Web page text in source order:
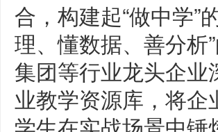
合，构建起“做中学”
理、懂数据、善分析
集团等行业龙头企
业教学资源库，将